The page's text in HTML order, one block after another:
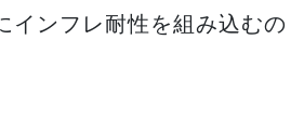
インフレ耐性を組み込むの